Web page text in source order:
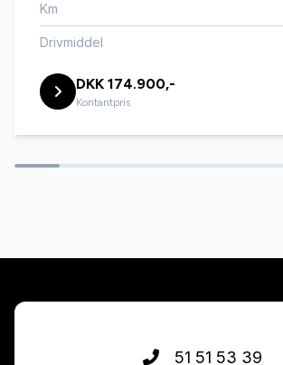
Km
Drivmiddel
DKK 174.900,-
Kontantpris
51 51 53 39